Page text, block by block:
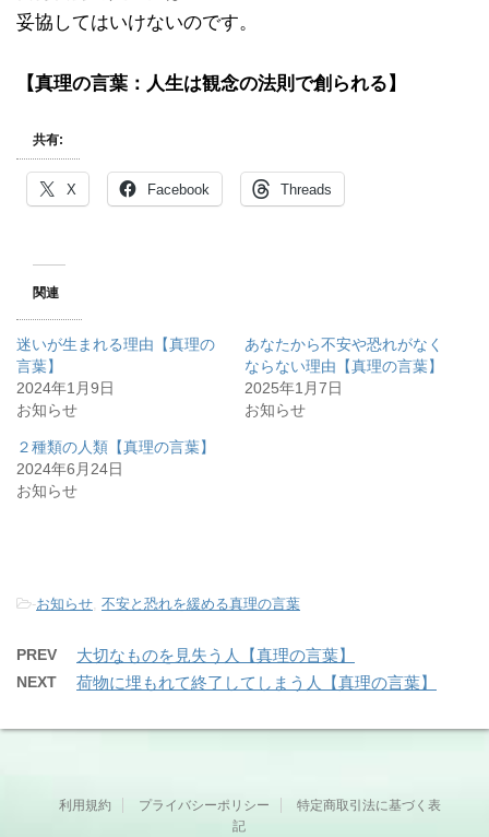
妥協してはいけないのです。
【真理の言葉：人生は観念の法則で創られる】
共有:
X Facebook Threads
関連
迷いが生まれる理由【真理の
言葉】
2024年1月9日
お知らせ
あなたから不安や恐れがなく
ならない理由【真理の言葉】
2025年1月7日
お知らせ
２種類の人類【真理の言葉】
2024年6月24日
お知らせ
-お知らせ 不安と恐れを緩める真理の言葉
PREV 大切なものを見失う人【真理の言葉】
NEXT 荷物に埋もれて終了してしまう人【真理の言葉】
利用規約 プライバシーポリシー
特定商取引法に基づく表
記